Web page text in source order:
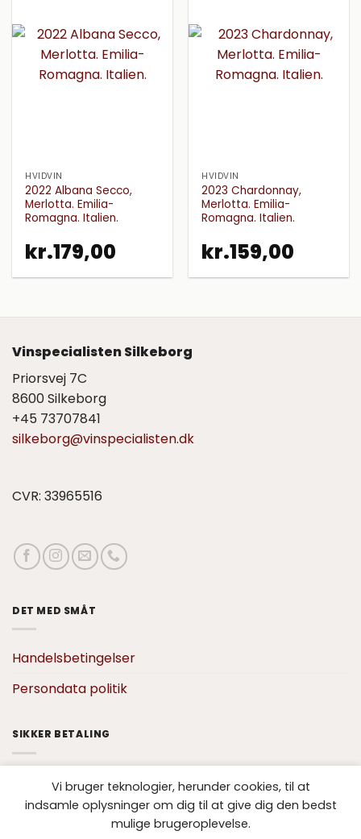
HVIDVIN
2022 Albana Secco,
Merlotta. Emilia-
Romagna. Italien.
kr.179,00
HVIDVIN
2023 Chardonnay,
Merlotta. Emilia-
Romagna. Italien.
kr.159,00
Vinspecialisten Silkeborg
Priorsvej 7C
8600 Silkeborg
+45 73707841
silkeborg@vinspecialisten.dk
CVR: 33965516
DET MED SMÅT
Handelsbetingelser
Persondata politik
SIKKER BETALING
Vi bruger teknologier, herunder cookies, til at
indsamle oplysninger om dig til at give dig den bedst
mulige brugeroplevelse.